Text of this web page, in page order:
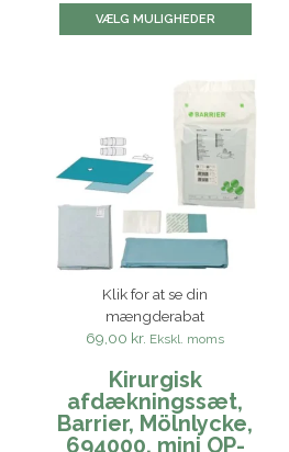
VÆLG MULIGHEDER
Klik for at se din
mængderabat
69,00 kr. Ekskl. moms
Kirurgisk
afdækningssæt,
Barrier, Mölnlycke,
694000, mini OP-